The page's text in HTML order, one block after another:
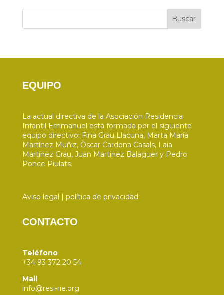
Buscar
EQUIPO
La actual directiva de la Asociación Residencia
Infantil Emmanuel está formada por el siguiente
equipo directivo: Fina Grau Llacuna, Marta María
Martínez Muñiz, Òscar Cardona Casals, Laia
Martínez Grau, Juan Martínez Balaguer y Pedro
Ponce Piulats.
Aviso legal | política de privacidad
CONTACTO
Teléfono
+34 93 372 20 54
Mail
info@resi-rie.org